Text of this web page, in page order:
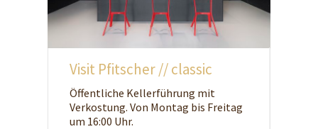
Visit Pfitscher // classic
Öffentliche Kellerführung mit
Verkostung. Von Montag bis Freitag
um 16:00 Uhr.